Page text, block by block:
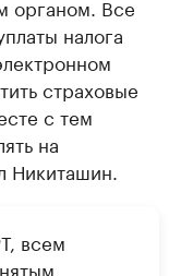
органом. Все
налога
страховые
с тем
на
Никиташин.
всем